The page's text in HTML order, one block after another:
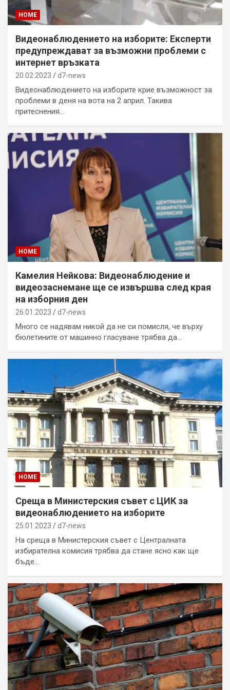
HOME
Видеонаблюдението на изборите: Експерти
предупреждават за възможни проблеми с
интернет връзката
20.02.2023 d7-news
Видеонаблюдението на изборите крие възможност за
проблеми в деня на вота на 2 април. Такива
притеснения…
HOME
Камелия Нейкова: Видеонаблюдение и
видеозаснемане ще се извършва след края
на изборния ден
26.01.2023 d7-news
Много се надявам никой да не си помисля, че върху
бюлетините от машинно гласуване трябва да…
HOME
Среща в Министерския съвет с ЦИК за
видеонаблюдението на изборите
25.01.2023 d7-news
На среща в Министерския съвет с Централната
избирателна комисия трябва да стане ясно как ще
бъде…